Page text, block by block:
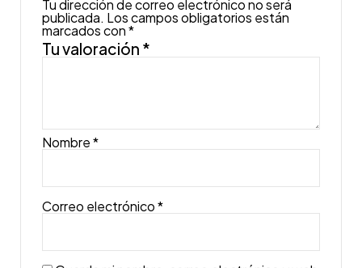
Tu dirección de correo electrónico no será
publicada. Los campos obligatorios están
marcados con*
Tu valoración *
Nombre*
Correo electrónico*